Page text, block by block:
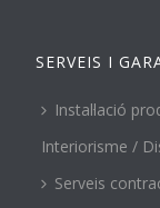
SERVEIS I
Instal·lació
Interiorisme /
Serveis